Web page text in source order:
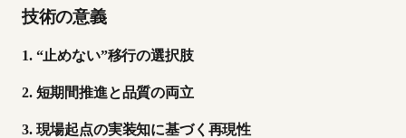
技術の意義
1. “止めない”移行の選択肢
2. 短期間推進と品質の両立
3. 現場起点の実装知に基づく再現性